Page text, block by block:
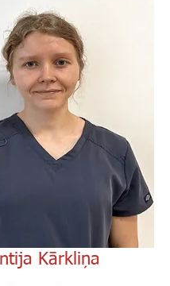
Kārkliņa